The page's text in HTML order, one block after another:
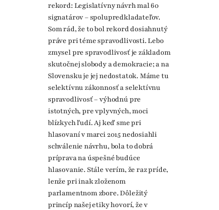
rekord: Legislatívny návrh mal 60
signatárov – spolupredkladateľov.
Som rád, že to bol rekord dosiahnutý
práve pri téme spravodlivosti. Lebo
zmysel pre spravodlivosť je základom
skutočnej slobody a demokracie; a na
Slovensku je jej nedostatok. Máme tu
selektívnu zákonnosť a selektívnu
spravodlivosť – výhodnú pre
istotných, pre vplyvných, moci
blízkych ľudí. Aj keď sme pri
hlasovaní v marci 2015 nedosiahli
schválenie návrhu, bola to dobrá
príprava na úspešné budúce
hlasovanie. Stále verím, že raz príde,
lenže pri inak zloženom
parlamentnom zbore. Dôležitý
princíp našej etiky hovorí, že v